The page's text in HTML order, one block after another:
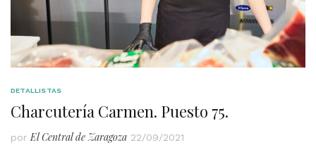
DETALLISTAS
Charcutería Carmen. Puesto 75.
por El Central de Zaragoza 22/09/2021